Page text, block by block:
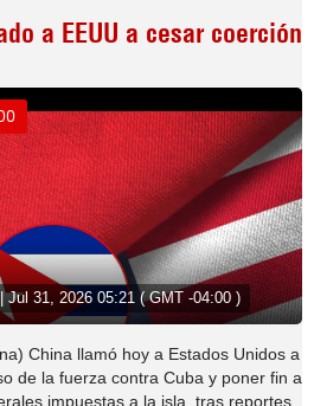
a EEUU a cesar coerción
Jul 31, 2026 05:21 ( GMT -04:00 )
China llamó hoy a Estados Unidos a
de la fuerza contra Cuba y poner fin a
impuestas a la isla, tras reportes